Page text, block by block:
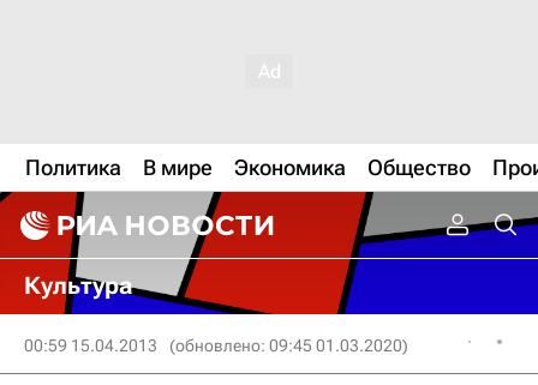
Политика В мире Экономика Общество
Культура
00:59 15.04.2013 (обновлено: 09:45 01.03.2020)